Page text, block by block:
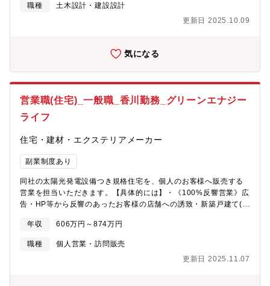
認■工程、安全、品質管理■企画提案■専用ソフトを使用した積算業
職種
土木設計・建設設計
更新日 2025.10.09
気になる
営業職(住宅)_一般職_香川勤務_グリーンエナジー
ライフ
住宅・建材・エクステリアメーカー
副業制度あり
同社の太陽光発電設備つき規格住宅を、個人のお客様へ販売する
営業を担当いただきます。【具体的には】・《100%反響営業》広
告・HP等から反響のあったお客様の店舗への誘致・新築戸建て(土
の業務・円滑なお客様対応
年収 606万円～874万円
職種
個人営業・訪問販売
更新日 2025.11.07